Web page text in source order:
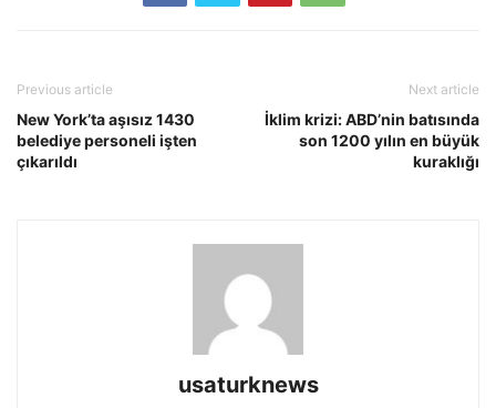
Previous article
New York’ta aşısız 1430
belediye personeli işten
çıkarıldı
Next article
İklim krizi: ABD’nin batısında
son 1200 yılın en büyük
kuraklığı
usaturknews